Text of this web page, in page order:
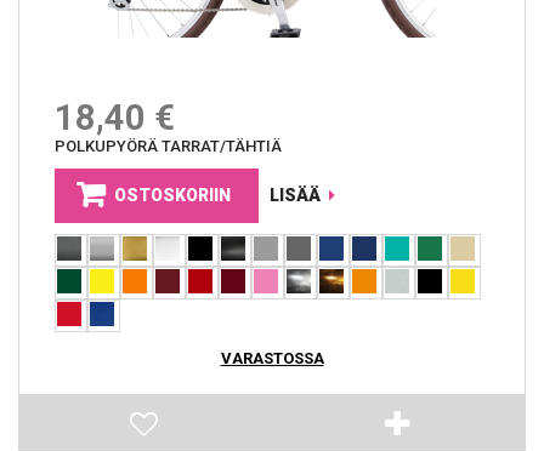
18,40 €
POLKUPYÖRÄ TARRAT/TÄHTIÄ
OSTOSKORIIN LISÄÄ
VARASTOSSA